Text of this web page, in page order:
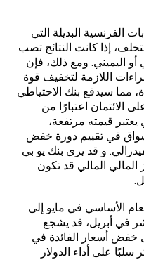
الفرنسية البديلة التي
إذا كانت النتائج تصب
أو اليميني. ومع ذلك، فإن
اللازمة لتخفيف قوة
مما سيدفع بنك الاحتياطي
الائتمان اعتبارًا من
قيمته مرتفعة،
في تقييم دورة خفض
و قد يرى بنك يو بي
المالي المالي قد تكون
الأساسي في مايو إلى
0.2% في المؤشر في أبريل، قد يشجع
خفض أسعار الفائدة في
على أداء الدولار